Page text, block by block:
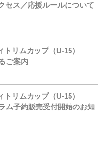
ス／応援ルールについて
リムカップ（U-15）
ご案内
リムカップ（U-15）
ム予約販売受付開始のお知